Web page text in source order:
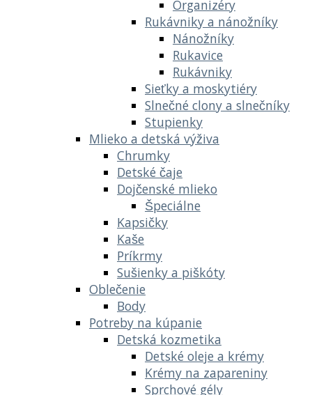
Organizéry
Rukávniky a nánožníky
Nánožníky
Rukavice
Rukávniky
Sieťky a moskytiéry
Slnečné clony a slnečníky
Stupienky
Mlieko a detská výživa
Chrumky
Detské čaje
Dojčenské mlieko
Špeciálne
Kapsičky
Kaše
Príkrmy
Sušienky a piškóty
Oblečenie
Body
Potreby na kúpanie
Detská kozmetika
Detské oleje a krémy
Krémy na zapareniny
Sprchové gély